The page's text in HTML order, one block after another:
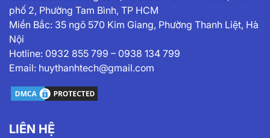
phố 2, Phường Tam Bình, TP HCM
Miền Bắc: 35 ngõ 570 Kim Giang, Phường Thanh Liệt, Hà
Nội
Hotline: 0932 855 799 – 0938 134 799
Email: huythanhtech@gmail.com
LIÊN HỆ